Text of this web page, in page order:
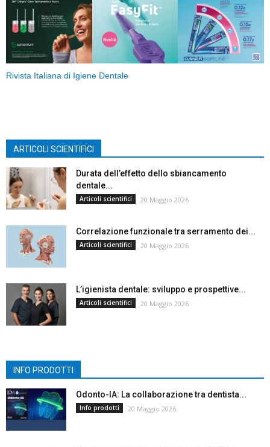
Rivista Italiana di Igiene Dentale
ARTICOLI SCIENTIFICI
Durata dell’effetto dello sbiancamento
dentale...
Articoli scientifici 20 Maggio 2026
Correlazione funzionale tra serramento dei...
Articoli scientifici 20 Maggio 2026
L’igienista dentale: sviluppo e prospettive...
Articoli scientifici 20 Maggio 2026
INFO PRODOTTI
Odonto-IA: La collaborazione tra dentista...
Info prodotti 20 Maggio 2026